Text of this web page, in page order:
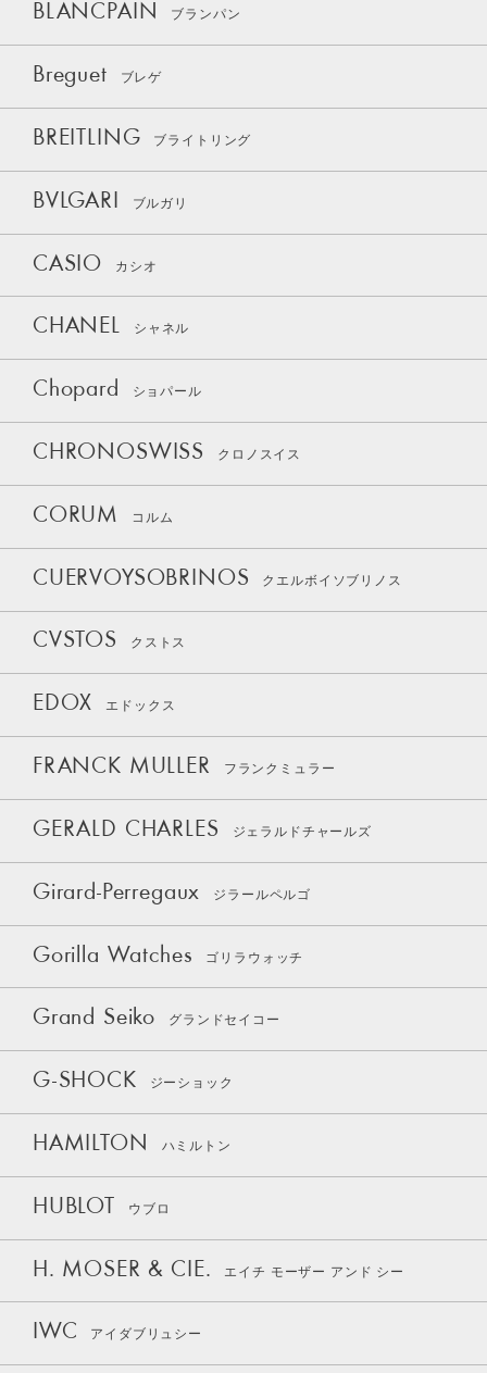
BLANCPAIN ブランパン
Breguet ブレゲ
BREITLING ブライトリング
BVLGARI ブルガリ
CASIO カシオ
CHANEL シャネル
Chopard ショパール
CHRONOSWISS クロノスイス
CORUM コルム
CUERVOYSOBRINOS クエルボイソブリノス
CVSTOS クストス
EDOX エドックス
FRANCK MULLER フランクミュラー
GERALD CHARLES ジェラルドチャールズ
Girard-Perregaux ジラールペルゴ
Gorilla Watches ゴリラウォッチ
Grand Seiko グランドセイコー
G-SHOCK ジーショック
HAMILTON ハミルトン
HUBLOT ウブロ
H. MOSER & CIE. エイチ モーザー アンド シー
IWC アイダブリュシー